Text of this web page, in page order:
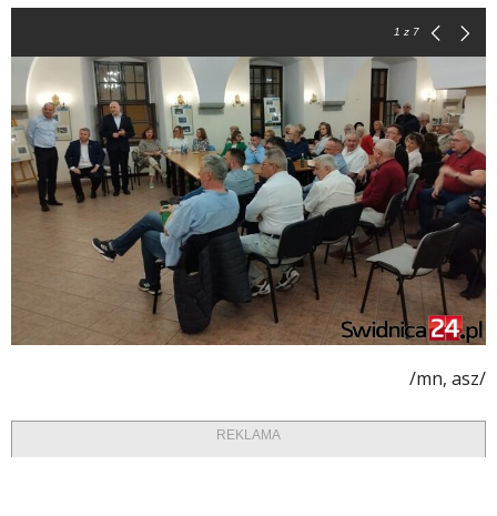
1 z 7
/mn, asz/
REKLAMA